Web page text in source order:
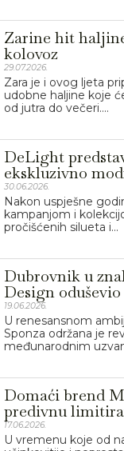
Zarine hit
kolovoz
29.07.2026.
Zara je i ovog ljeta
udobne haljine koje
od jutra do večeri....
DeLight
ekskluzivno
30.06.2026.
Nakon uspješne
kampanjom i
pročišćenih silueta i...
Dubrovnik u
Design
19.06.2026.
U renesansnom
Sponza održana je
međunarodnim
Domaći brend
predivnu
17.06.2026.
U vremenu koje od